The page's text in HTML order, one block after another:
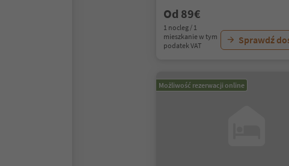
Od 89€
1 nocleg / 1
mieszkanie w tym
podatek VAT
Sprawdź
Możliwość rezerwacji online